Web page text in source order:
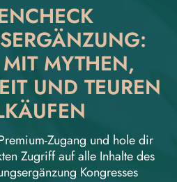
MYTHEN,
UND TEUREN
Zugang und hole dir
Zugriff auf alle Inhalte des
Kongresses